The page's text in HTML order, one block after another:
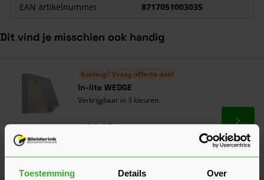
Toestemming Details Over
EAN artikelnummer
8717051003035
Dit vind je misschien ook handig
Korting? Vraag offerte aan!
In-lite WEDGE
Verkrijgbaar in 3 kleuren
Nu94,05per stuk Ga
Korting? Vraag offerte aan!
In-lite WEDGE Slim Dark Grey (10301770)